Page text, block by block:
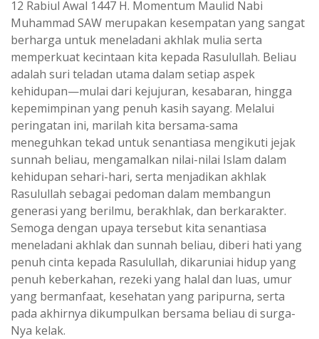
12 Rabiul Awal 1447 H. Momentum Maulid Nabi
Muhammad SAW merupakan kesempatan yang sangat
berharga untuk meneladani akhlak mulia serta
memperkuat kecintaan kita kepada Rasulullah. Beliau
adalah suri teladan utama dalam setiap aspek
kehidupan—mulai dari kejujuran, kesabaran, hingga
kepemimpinan yang penuh kasih sayang. Melalui
peringatan ini, marilah kita bersama-sama
meneguhkan tekad untuk senantiasa mengikuti jejak
sunnah beliau, mengamalkan nilai-nilai Islam dalam
kehidupan sehari-hari, serta menjadikan akhlak
Rasulullah sebagai pedoman dalam membangun
generasi yang berilmu, berakhlak, dan berkarakter.
Semoga dengan upaya tersebut kita senantiasa
meneladani akhlak dan sunnah beliau, diberi hati yang
penuh cinta kepada Rasulullah, dikaruniai hidup yang
penuh keberkahan, rezeki yang halal dan luas, umur
yang bermanfaat, kesehatan yang paripurna, serta
pada akhirnya dikumpulkan bersama beliau di surga-
Nya kelak.